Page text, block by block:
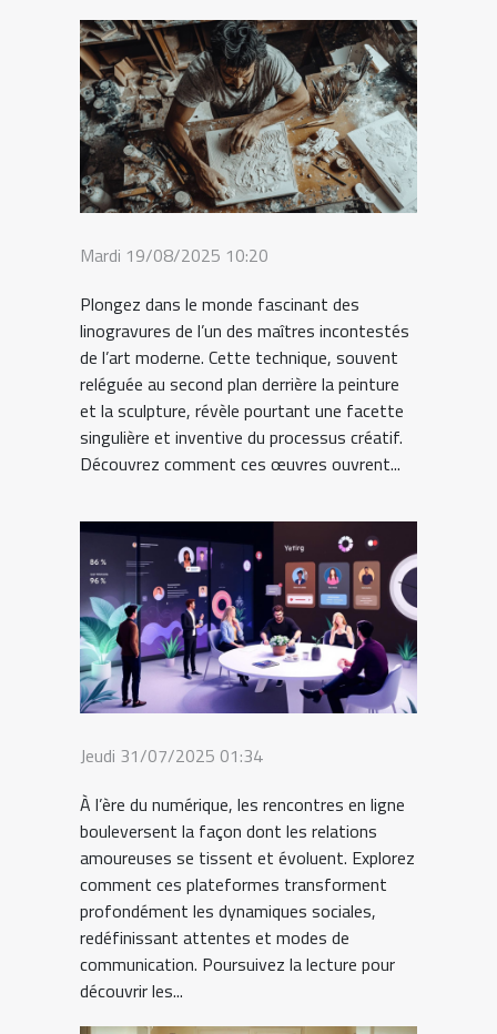
Mardi 19/08/2025 10:20
Plongez dans le monde fascinant des
linogravures de l’un des maîtres incontestés
de l’art moderne. Cette technique, souvent
reléguée au second plan derrière la peinture
et la sculpture, révèle pourtant une facette
singulière et inventive du processus créatif.
Découvrez comment ces œuvres ouvrent...
Jeudi 31/07/2025 01:34
À l’ère du numérique, les rencontres en ligne
bouleversent la façon dont les relations
amoureuses se tissent et évoluent. Explorez
comment ces plateformes transforment
profondément les dynamiques sociales,
redéfinissant attentes et modes de
communication. Poursuivez la lecture pour
découvrir les...